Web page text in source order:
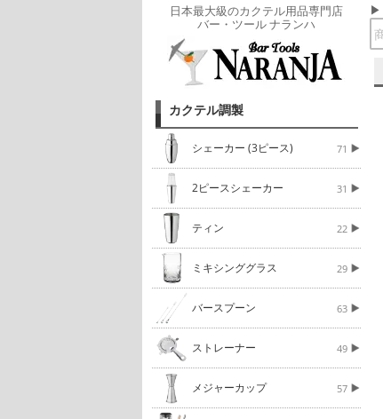
日本最大級のカクテル用品専門店
バー・ツール ナランハ
カクテル調製
シェーカー (3ピース) 71
2ピースシェーカー 31
ティン 22
ミキシンググラス 29
バースプーン 63
ストレーナー 49
メジャーカップ 57